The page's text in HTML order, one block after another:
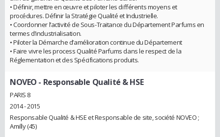
• Définir, mettre en œuvre et piloter les différents moyens et
procédures. Définir la Stratégie Qualité et Industrielle.
• Coordonner l’activité de Sous-Traitance du Département Parfums en
termes d’industrialisation.
• Piloter la Démarche d’amélioration continue du Département
• Faire vivre les process Qualité Parfums dans le respect de la
Réglementation et des Spécifications produits.
NOVEO - Responsable Qualité & HSE
PARIS 8
2014 - 2015
Responsable Qualité & HSE et Responsable de site, société NOVEO ;
Amilly (45)